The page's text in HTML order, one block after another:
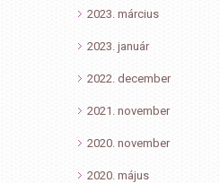
2023. március
2023. január
2022. december
2021. november
2020. november
2020. május